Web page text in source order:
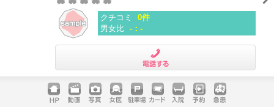
クチコミ
0件
男女比 -：-